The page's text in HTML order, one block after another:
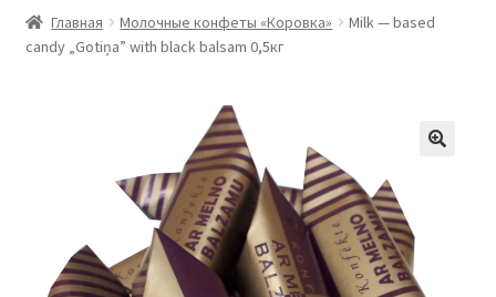
Īriss un šerberts
Šokolādes produkti
Главная Молочные конфеты «Коровка»
Milk — based
candy „Gotiņa” with black balsam 0,5кг